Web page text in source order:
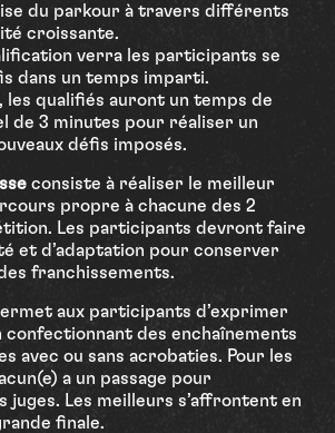
du parkour à travers différents
croissante.
verra les participants se
dans un temps imparti.
les qualifiés auront un temps de
de 3 minutes pour réaliser un
défis imposés.
consiste à réaliser le meilleur
propre à chacune des 2
Les participants devront faire
et d’adaptation pour conserver
franchissements.
aux participants d’exprimer
des enchaînements
avec ou sans acrobaties. Pour les
a un passage pour
juges. Les meilleurs s’affrontent en
finale.